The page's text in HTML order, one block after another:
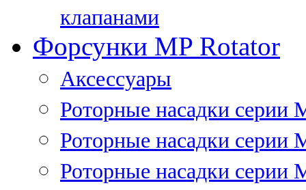
клапанами
Форсунки MP Rotator
Аксессуары
Роторные насадки серии
Роторные насадки серии
Роторные насадки серии